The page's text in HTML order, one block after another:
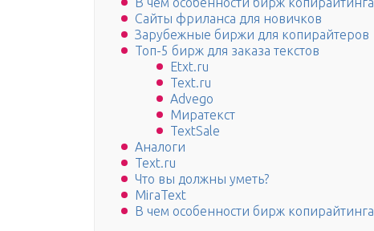
Сайты фриланса для новичков
Зарубежные биржи для копирайтеров
Топ-5 бирж для заказа текстов
Etxt.ru
Text.ru
Advego
Миратекст
TextSale
Аналоги
Text.ru
Что вы должны уметь?
MiraText
В чем особенности бирж копирайтинга